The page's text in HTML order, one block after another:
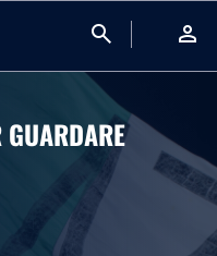
search person